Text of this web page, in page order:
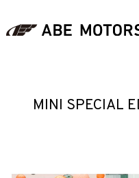
MINI SPECIAL